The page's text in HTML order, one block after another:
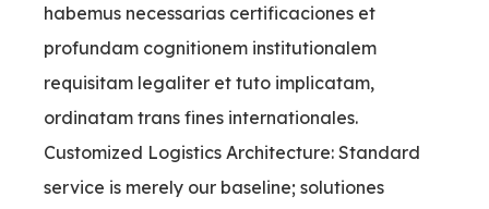
habemus necessarias certificaciones et
profundam cognitionem institutionalem
requisitam legaliter et tuto implicatam,
ordinatam trans fines internationales.
Customized Logistics Architecture: Standard
service is merely our baseline; solutiones